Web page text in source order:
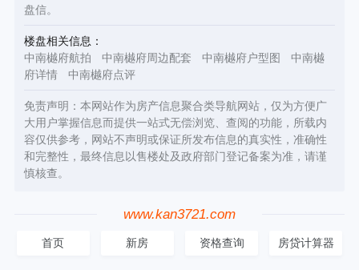
盘信。
楼盘相关信息：
中南樾府航拍
中南樾府周边配套 中南樾府户型图
中南樾
府详情
中南樾府点评
免责声明：本网站作为房产信息聚合类导航网站，仅为方便广
大用户掌握信息而提供一站式无偿浏览、查阅的功能，所载内
容仅供参考，网站不声明或保证所发布信息的真实性，准确性
和完整性，最终信息以售楼处及政府部门登记备案为准，请谨
慎核查。
www.kan3721.com
首页 新房 资格查询 房贷计算器